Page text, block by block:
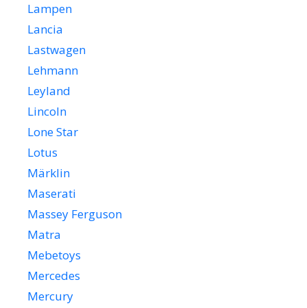
Lampen
Lancia
Lastwagen
Lehmann
Leyland
Lincoln
Lone Star
Lotus
Märklin
Maserati
Massey Ferguson
Matra
Mebetoys
Mercedes
Mercury